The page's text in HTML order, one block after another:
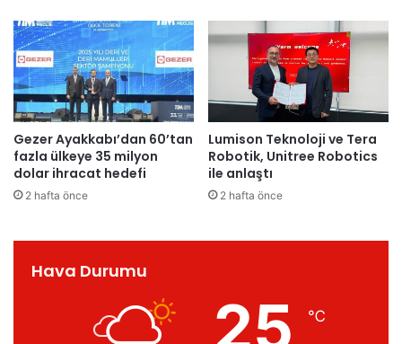
Gezer Ayakkabı’dan 60’tan
fazla ülkeye 35 milyon
dolar ihracat hedefi
2 hafta önce
Lumison Teknoloji ve Tera
Robotik, Unitree Robotics
ile anlaştı
2 hafta önce
Hava Durumu
25 ℃